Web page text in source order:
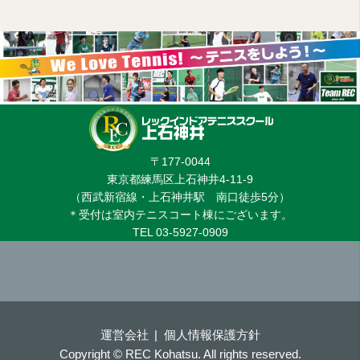
〒177-0044
東京都練馬区上石神井4-11-9
（西武新宿線・上石神井駅 南口徒歩5分）
＊受付は室内テニスコート棟にございます。
TEL 03-5927-0909
運営会社 個人情報保護方針